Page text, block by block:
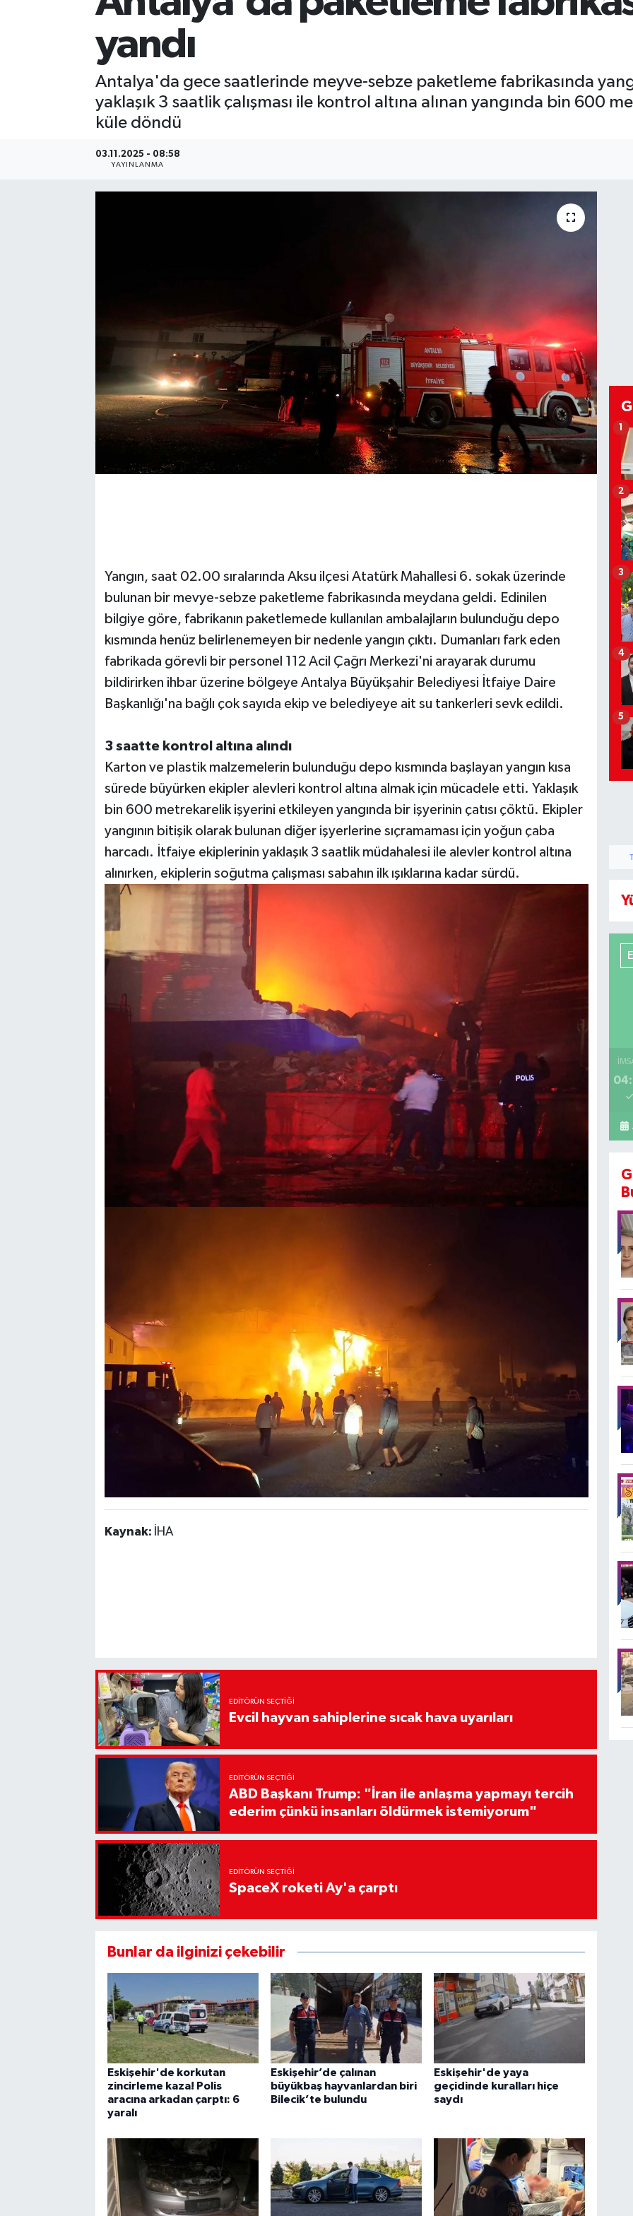
yandı
Antalya'da gece saatlerinde meyve-sebze paketleme fabrikasında
yaklaşık 3 saatlik çalışması ile kontrol altına alınan yangında bin 600
küle döndü
03.11.2025 - 08:58
YAYINLANMA
Yangın, saat 02.00 sıralarında Aksu ilçesi Atatürk Mahallesi 6. sokak üzerinde
bulunan bir mevye-sebze paketleme fabrikasında meydana geldi. Edinilen
bilgiye göre, fabrikanın paketlemede kullanılan ambalajların bulunduğu depo
kısmında henüz belirlenemeyen bir nedenle yangın çıktı. Dumanları fark eden
fabrikada görevli bir personel 112 Acil Çağrı Merkezi'ni arayarak durumu
bildirirken ihbar üzerine bölgeye Antalya Büyükşahir Belediyesi İtfaiye Daire
Başkanlığı'na bağlı çok sayıda ekip ve belediyeye ait su tankerleri sevk edildi.
3 saatte kontrol altına alındı
Karton ve plastik malzemelerin bulunduğu depo kısmında başlayan yangın kısa
sürede büyürken ekipler alevleri kontrol altına almak için mücadele etti. Yaklaşık
bin 600 metrekarelik işyerini etkileyen yangında bir işyerinin çatısı çöktü. Ekipler
yangının bitişik olarak bulunan diğer işyerlerine sıçramaması için yoğun çaba
harcadı. İtfaiye ekiplerinin yaklaşık 3 saatlik müdahalesi ile alevler kontrol altına
alınırken, ekiplerin soğutma çalışması sabahın ilk ışıklarına kadar sürdü.
Kaynak: İHA
EDITÖRÜN SEÇTIĞI
Evcil hayvan sahiplerine sıcak hava uyarıları
EDITÖRÜN SEÇTIĞI
ABD Başkanı Trump: "İran ile anlaşma yapmayı tercih
ederim çünkü insanları öldürmek istemiyorum"
EDITÖRÜN SEÇTIĞI
SpaceX roketi Ay'a çarptı
Bunlar da ilginizi çekebilir
Eskişehir'de korkutan
zincirleme kaza! Polis
aracına arkadan çarptı: 6
yaralı
Eskişehir’de çalınan
büyükbaş hayvanlardan biri
Bilecik’te bulundu
Eskişehir'de yaya
geçidinde kuralları hiçe
saydı
1
2
3
4
5